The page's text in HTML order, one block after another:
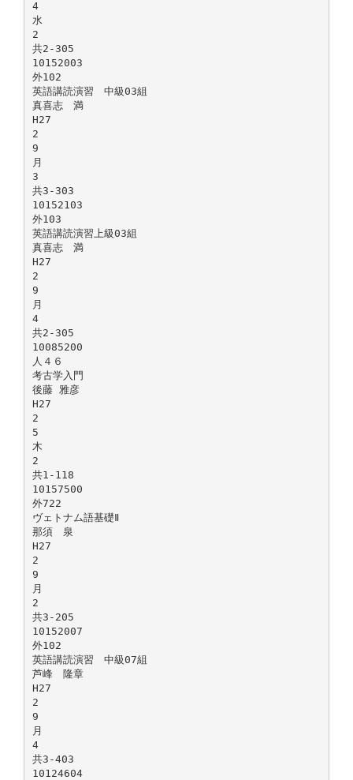
4
水
2
共2-305
10152003
外102
英語講読演習 中級03組
真喜志 満
H27
2
9
月
3
共3-303
10152103
外103
英語講読演習上級03組
真喜志 満
H27
2
9
月
4
共2-305
10085200
人４６
考古学入門
後藤 雅彦
H27
2
5
木
2
共1-118
10157500
外722
ヴェトナム語基礎Ⅱ
那須 泉
H27
2
9
月
2
共3-205
10152007
外102
英語講読演習 中級07組
芦峰 隆章
H27
2
9
月
4
共3-403
10124604